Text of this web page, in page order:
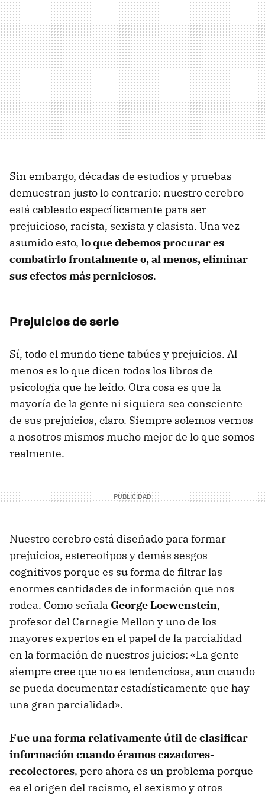
Sin embargo, décadas de estudios y pruebas
demuestran justo lo contrario: nuestro cerebro
está cableado específicamente para ser
prejuicioso, racista, sexista y clasista. Una vez
asumido esto, lo que debemos procurar es
combatirlo frontalmente o, al menos, eliminar
sus efectos más perniciosos.
Prejuicios de serie
Sí, todo el mundo tiene tabúes y prejuicios. Al
menos es lo que dicen todos los libros de
psicología que he leído. Otra cosa es que la
mayoría de la gente ni siquiera sea consciente
de sus prejuicios, claro. Siempre solemos vernos
a nosotros mismos mucho mejor de lo que somos
realmente.
Nuestro cerebro está diseñado para formar
prejuicios, estereotipos y demás sesgos
cognitivos porque es su forma de filtrar las
enormes cantidades de información que nos
rodea. Como señala George Loewenstein,
profesor del Carnegie Mellon y uno de los
mayores expertos en el papel de la parcialidad
en la formación de nuestros juicios: «La gente
siempre cree que no es tendenciosa, aun cuando
se pueda documentar estadísticamente que hay
una gran parcialidad».
Fue una forma relativamente útil de clasificar
información cuando éramos cazadores-
recolectores, pero ahora es un problema porque
es el origen del racismo, el sexismo y otros